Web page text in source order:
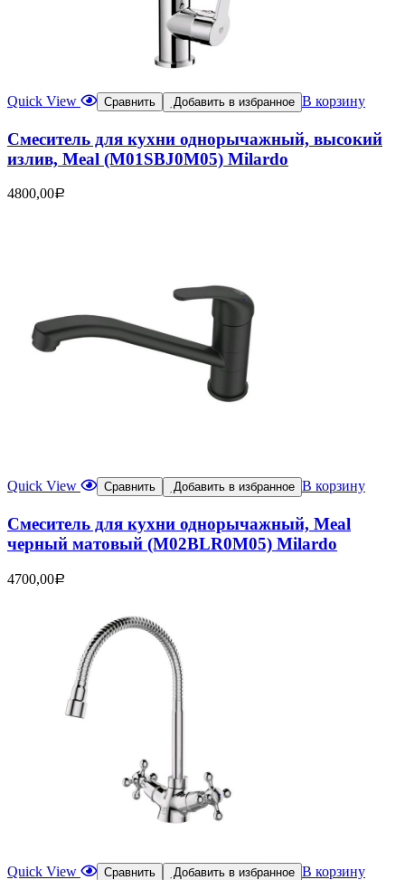
Quick View Сравнить Добавить в избранное В корзину
Смеситель для кухни однорычажный, высокий
излив, Meal (M01SBJ0M05) Milardo
4800,00Р
Quick View Сравнить Добавить в избранное В корзину
Смеситель для кухни однорычажный, Meal
черный матовый (M02BLR0M05) Milardo
4700,00Р
Quick View Сравнить Добавить в избранное В корзину